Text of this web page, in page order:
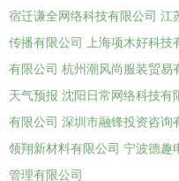
宿迁谦全网络科技有限公司 江
传播有限公司
上海项木好科技
有限公司 杭州潮风尚服装贸易
天气预报 沈阳日常网络科技有
有限公司 深圳市融锋投资咨询
领翔新材料有限公司 宁波德趣
管理有限公司